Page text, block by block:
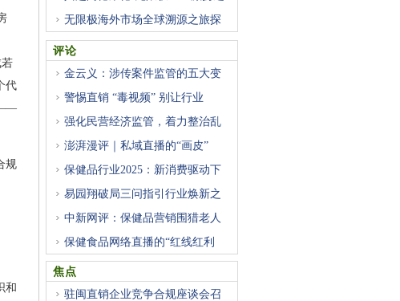
代
——
规
和
无限极海外市场全球溯源之旅探
评论
金云义：涉传案件监管的五大变
警惕直销 “毒视频” 别让行业
强化民营经济监管，着力整治乱
澎湃漫评｜私域直播的“画皮”
保健品行业2025：新消费驱动下
易园翔破局三问指引行业焕新之
中新网评：保健品营销围猎老人
保健食品网络直播的“红线红利
焦点
驻闽直销企业竞争合规座谈会召